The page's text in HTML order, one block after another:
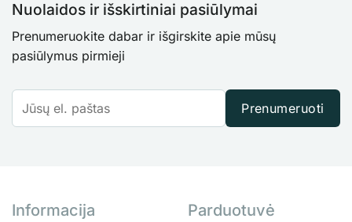
Nuolaidos ir išskirtiniai pasiūlymai
Prenumeruokite dabar ir išgirskite apie mūsų
pasiūlymus pirmieji
Prenumeruoti
Informacija Parduotuvė